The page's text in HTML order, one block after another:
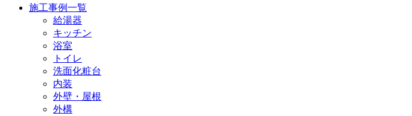
施工事例一覧
給湯器
キッチン
浴室
トイレ
洗面化粧台
内装
外壁・屋根
外構